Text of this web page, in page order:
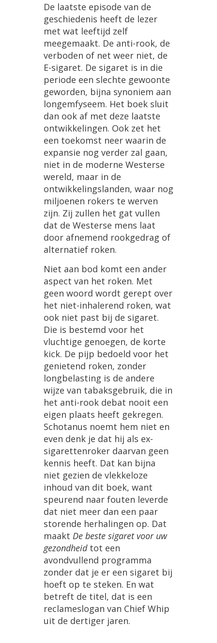
De laatste episode van de
geschiedenis heeft de lezer
met wat leeftijd zelf
meegemaakt. De anti-rook, de
verboden of net weer niet, de
E-sigaret. De sigaret is in die
periode een slechte gewoonte
geworden, bijna synoniem aan
longemfyseem. Het boek sluit
dan ook af met deze laatste
ontwikkelingen. Ook zet het
een toekomst neer waarin de
expansie nog verder zal gaan,
niet in de moderne Westerse
wereld, maar in de
ontwikkelingslanden, waar nog
miljoenen rokers te werven
zijn. Zij zullen het gat vullen
dat de Westerse mens laat
door afnemend rookgedrag of
alternatief roken.
Niet aan bod komt een ander
aspect van het roken. Met
geen woord wordt gerept over
het niet-inhalerend roken, wat
ook niet past bij de sigaret.
Die is bestemd voor het
vluchtige genoegen, de korte
kick. De pijp bedoeld voor het
genietend roken, zonder
longbelasting is de andere
wijze van tabaksgebruik, die in
het anti-rook debat nooit een
eigen plaats heeft gekregen.
Schotanus noemt hem niet en
even denk je dat hij als ex-
sigarettenroker daarvan geen
kennis heeft. Dat kan bijna
niet gezien de vlekkeloze
inhoud van dit boek, want
speurend naar fouten leverde
dat niet meer dan een paar
storende herhalingen op. Dat
maakt De beste sigaret voor uw
gezondheid tot een
avondvullend programma
zonder dat je er een sigaret bij
hoeft op te steken. En wat
betreft de titel, dat is een
reclameslogan van Chief Whip
uit de dertiger jaren.